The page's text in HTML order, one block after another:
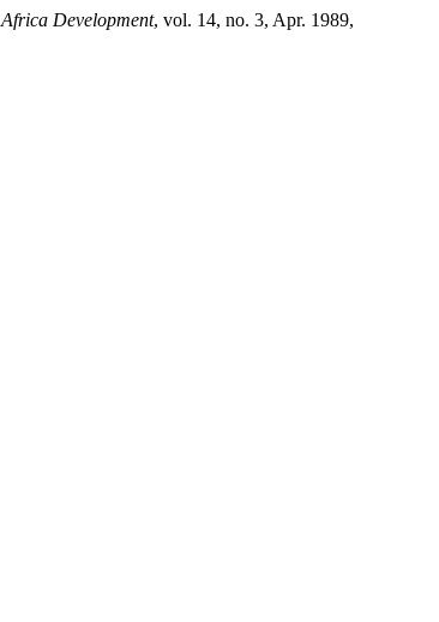
Africa Development, vol. 14, no. 3, Apr. 1989,